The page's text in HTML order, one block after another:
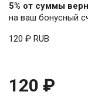
5% от суммы
на ваш бонусный
120 ₽ RUB
120 ₽